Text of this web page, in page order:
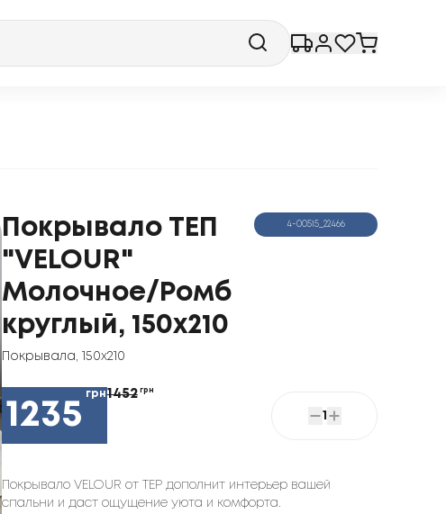
Покрывало ТЕП
"VELOUR"
Молочное/Ромб
круглый, 150x210
Покрывала 150x210
4-00515_22466
1235
грн1452 грн
1
Покрывало VELOUR от TEP дополнит интерьер вашей
спальни и даст ощущение уюта и комфорта.